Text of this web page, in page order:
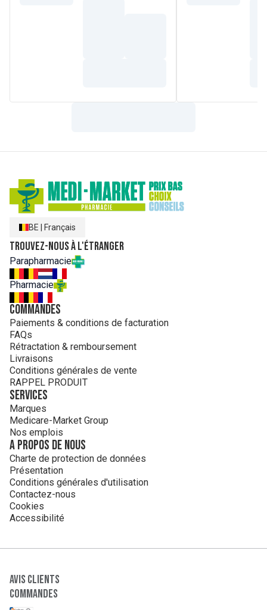
BE Français
Trouvez-nous à l'étranger
Parapharmacie
Pharmacie
Commandes
Paiements & conditions de facturation
FAQs
Rétractation & remboursement
Livraisons
Conditions générales de vente
RAPPEL PRODUIT
Services
Marques
Medicare-Market Group
Nos emplois
A propos de nous
Charte de protection de données
Présentation
Conditions générales d'utilisation
Contactez-nous
Cookies
Accessibilité
Avis clients
Commandes